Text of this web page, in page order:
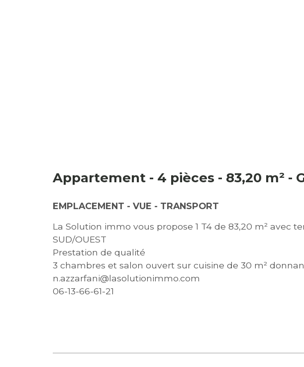
Appartement - 4 pièces - 83,20 m² -
EMPLACEMENT - VUE - TRANSPORT
La Solution immo vous propose 1 T4 de 83,20 m² avec
SUD/OUEST
Prestation de qualité
3 chambres et salon ouvert sur cuisine de 30 m²
n.azzarfani@lasolutionimmo.com
06-13-66-61-21